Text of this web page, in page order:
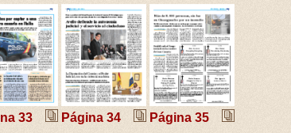
33 Página 34 Página 35